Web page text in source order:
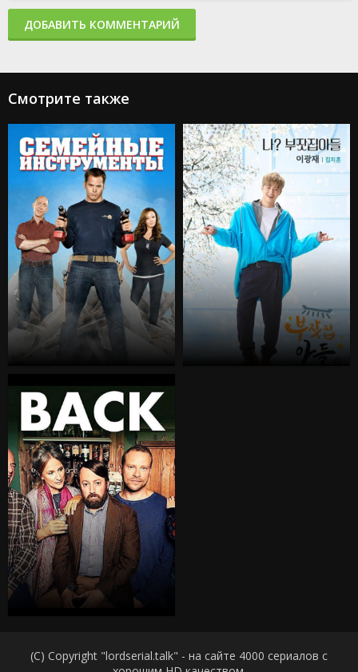
ДОБАВИТЬ КОММЕНТАРИЙ
Смотрите также
(C) Copyright "lordserial.talk" - на сайте 4000 сериалов с